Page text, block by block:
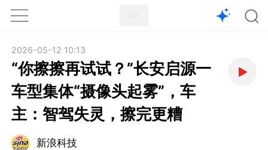
1X
2026-05-12 10:13
“你擦擦再试试？”长安启源一
车型集体“摄像头起雾”，车
主：智驾失灵，擦完更糟
新浪科技